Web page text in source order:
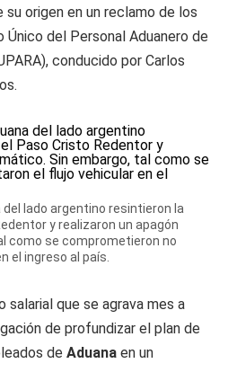
origen en un reclamo de los
del Personal Aduanero de
conducido por Carlos
lado argentino resintieron la
y realizaron un apagón
como se comprometieron no
el ingreso al país.
salarial que se agrava mes a
de profundizar el plan de
de Aduana en un